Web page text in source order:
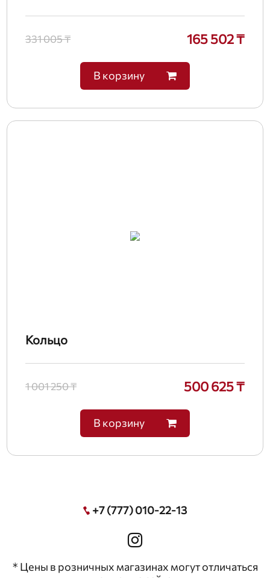
331 005 ₸ 165 502 ₸
В корзину
Кольцо
1 001 250 ₸ 500 625 ₸
В корзину
+7 (777) 010-22-13
* Цены в розничных магазинах могут отличаться